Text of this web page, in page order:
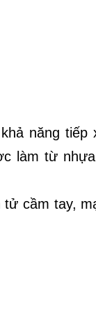
năng tiếp
làm từ
tử cầm tay,